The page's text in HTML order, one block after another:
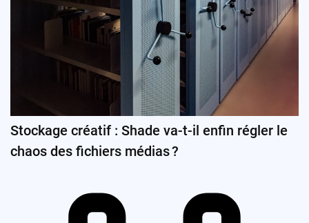
Stockage créatif : Shade va-t-il enfin régler le
chaos des fichiers médias ?